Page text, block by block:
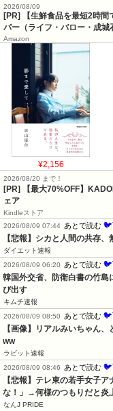
2026/08/09
[PR] 【生鮮食品を最短2時
パー（ライフ・バロー・成城
Amazon
¥2,156
2026/08/20 まで！
[PR]
【最大70%OFF】
ェア
Kindleストア
2026/08/09 07:44 あとで読む
【悲報】シカと人間の共存
ダイエット速報
2026/08/09 06:20 あとで読む
韓国外交省、防衛白書の竹島
び出す
キムチ速報
2026/08/09 08:50 あとで読む
【画像】リアルみいちゃん
ww
ラビット速報
2026/08/09 08:46 あとで読む
【悲報】テレ東の若手女子
な！」→何様のつもりだと炎
なんJ PRIDE